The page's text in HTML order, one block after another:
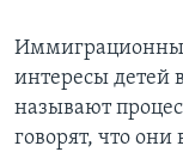
интересы детей
называют
говорят, что